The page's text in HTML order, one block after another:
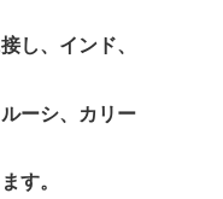
し、インド、
ーシ、カリー
す。